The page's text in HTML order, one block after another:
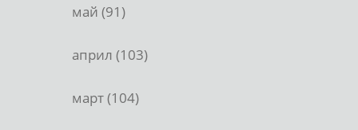
май (91)
април (103)
март (104)